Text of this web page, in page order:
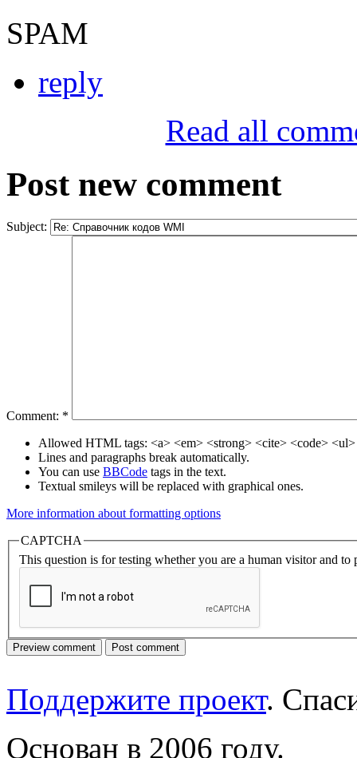
SPAM
reply
Read all
Post new comment
Subject:
Comment: *
Allowed HTML tags: <a> <em> <strong> <cite> <code>
Lines and paragraphs break automatically.
You can use BBCode tags in the text.
Textual smileys will be replaced with graphical ones.
More information about formatting options
CAPTCHA
This question is for testing whether you are a human visitor and to
Поддержите проект.
Основан в 2006 году.